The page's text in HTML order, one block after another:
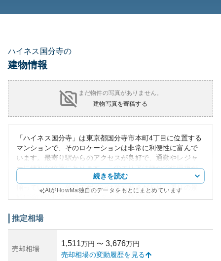
ハイネス国分寺の
建物情報
まだ物件の写真がありません。
建物写真を寄稿する
「ハイネス国分寺」は東京都国分寺市本町4丁目に位置する
マンションで、そのロケーションは非常に利便性に富んで
います。最寄り駅からのアクセスが良好で、通勤やレジャ
ーに便利な位置にあります。このエリアは静かで住環境が
整っており、生活を豊かにする多様なアメニティが近隣に
揃っています。外観デザインは落ち着きがあり、周りの景
り、長期にわたり価値が保持されやすいと考えられていま
が重要な要素となってきます。
一方で、所有リスクとしては、東京都心部の不動産市場は
続きを読む
AIがHowMa独自のデータをもとにまとめています
推定相場
売却相場
1,511万円 〜 3,676万円
売却相場の変動履歴を見る